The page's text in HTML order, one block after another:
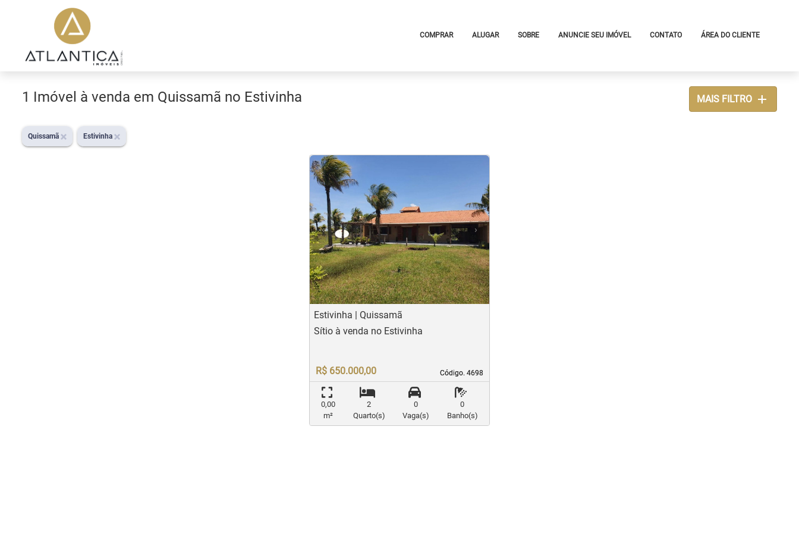
COMPRAR ALUGAR SOBRE ANUNCIE SEU IMÓVEL CONTATO ÁREA DO CLIENTE
1 Imóvel à venda em Quissamã no Estivinha MAIS FILTRO add
Quissamã Estivinha
<<<<
‹
Previous
›
Next
Estivinha | Quissamã
Código. 4698
Código. 4698
Sítio à venda no Estivinha
R$ 650.000,00
0,00
m²
2
Quarto(s)
0
Vaga(s)
0
Banho(s)